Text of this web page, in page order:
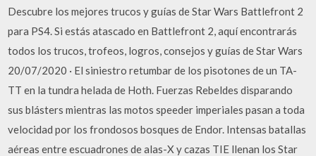
Descubre los mejores trucos y guías de Star Wars Battlefront 2
para PS4. Si estás atascado en Battlefront 2, aquí encontrarás
todos los trucos, trofeos, logros, consejos y guías de Star Wars
20/07/2020 · El siniestro retumbar de los pisotones de un TA-
TT en la tundra helada de Hoth. Fuerzas Rebeldes disparando
sus blásters mientras las motos speeder imperiales pasan a toda
velocidad por los frondosos bosques de Endor. Intensas batallas
aéreas entre escuadrones de alas-X y cazas TIE llenan los Star